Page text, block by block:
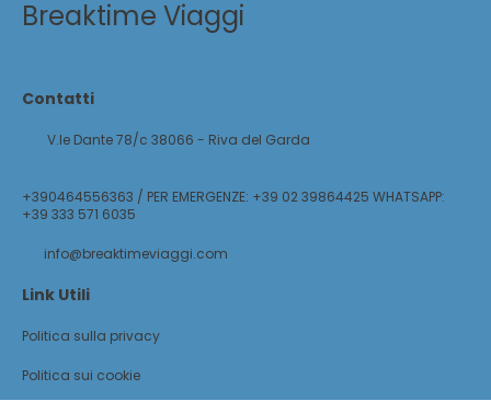
Breaktime Viaggi
Contatti
V.le Dante 78/c 38066 - Riva del Garda
+390464556363 / PER EMERGENZE: +39 02 39864425 WHATSAPP:
+39 333 571 6035
info@breaktimeviaggi.com
Link Utili
Politica sulla privacy
Politica sui cookie